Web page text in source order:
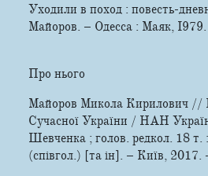
Уходили в поход : повесть-­
Майоров. – Одесса : Маяк, І979.
Про нього
Майоров Микола Кирилович //
Сучасної України / НАН
Шевченка ; голов. редкол. 18
(співгол.) [та ін]. – Київ,